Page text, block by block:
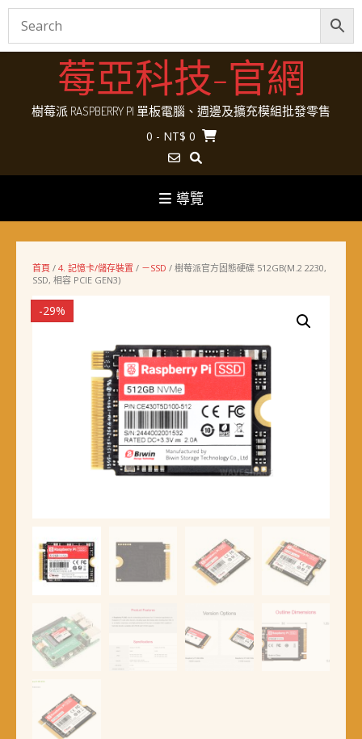
Skip
莓亞科技-官網
樹莓派 RASPBERRY PI 單板電腦、週邊及擴充模組批發零售
0 - NT$ 0
導覽
首頁 / 4. 記憶卡/儲存裝置 / －SSD / 樹莓派官方固態硬碟 512GB(M.2 2230,
SSD, 相容 PCIE GEN3)
-29%